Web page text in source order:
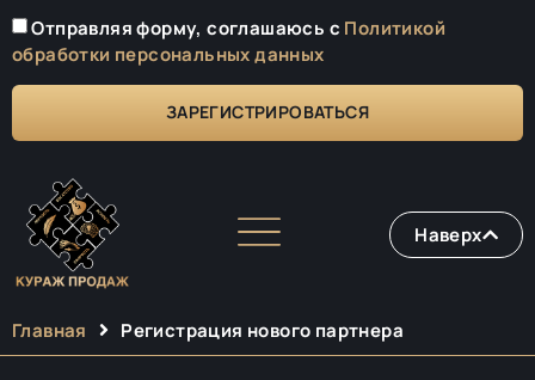
Отправляя форму, соглашаюсь с Политикой
обработки персональных данных
ЗАРЕГИСТРИРОВАТЬСЯ
Наверх
Главная Регистрация нового партнера